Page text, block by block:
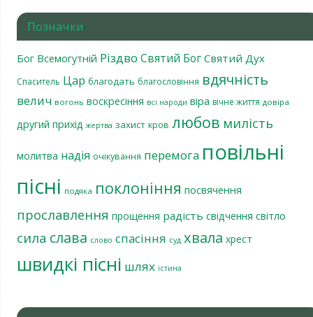
Позначки
Бог Всемогутній Різдво Святий Бог Святий Дух
Спаситель Цар благодать благословіння вдячність
велич вогонь воскресіння всі народи віра вічне життя довіра
другий прихід жертва захист кров любов милість
молитва надія очікування перемога повільні
пісні подяка поклоніння посвячення
прославлення прощення радість свідчення світло
сила слава слово спасіння суд хвала хрест
швидкі пісні шлях істина